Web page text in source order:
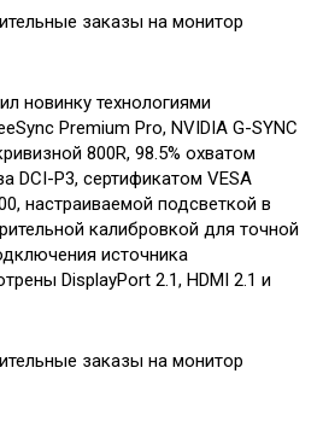
новинку технологиями
Premium Pro, NVIDIA G-SYNC
800R, 98.5% охватом
DCI-P3, сертификатом VESA
настраиваемой подсветкой в
калибровкой для точной
источника
DisplayPort 2.1, HDMI 2.1 и